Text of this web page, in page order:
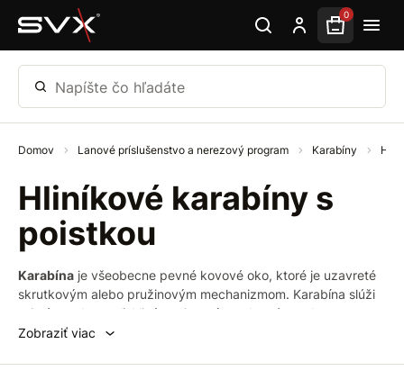
Preskočiť na hlavný obsah 0
Napíšte čo hľadáte
Domov Lanové príslušenstvo a nerezový program Karabíny
Hliníkové karabíny s
poistkou
Karabína je všeobecne pevné kovové oko, ktoré je uzavreté
skrutkovým alebo pružinovým mechanizmom. Karabína slúži
primárne ako spoľahlivý spojovací prvok v rôznych
odvetviach, ako je napríklad horolezectvo, záchranárstvo,
Zobraziť viac